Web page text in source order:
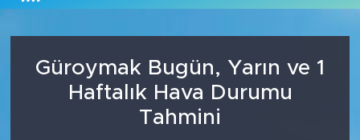
Güroymak Bugün, Yarın ve 1
Haftalık Hava Durumu
Tahmini
Siyaset
Sağlık
Trafik Durumu
Tüm Manşetler